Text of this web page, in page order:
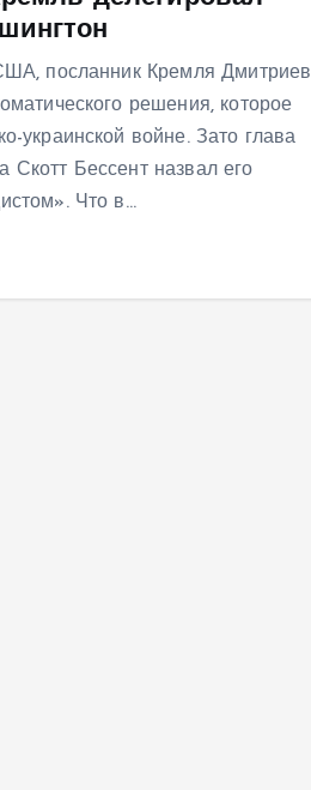
посланник Кремля Дмитриев
решения, которое
украинской войне. Зато глава
Скотт Бессент назвал его
Что в…